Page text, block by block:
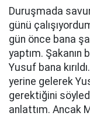
Duruşmada
günü
gün önce bana
yaptım.
Yusuf bana
yerine gelerek
gerektiğini
anlattım. Ancak